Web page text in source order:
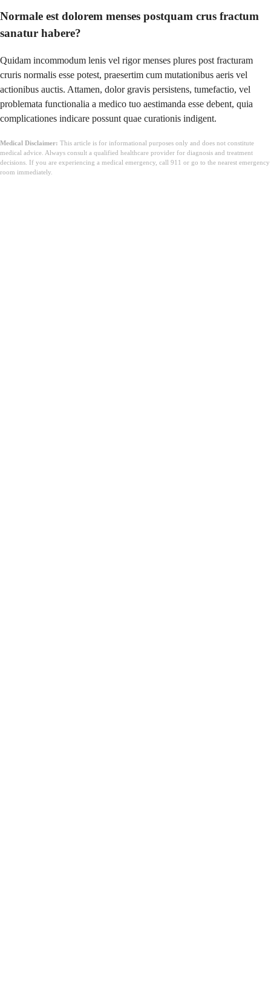
Normale est dolorem menses postquam crus fractum
sanatur habere?
Quidam incommodum lenis vel rigor menses plures post fracturam
cruris normalis esse potest, praesertim cum mutationibus aeris vel
actionibus auctis. Attamen, dolor gravis persistens, tumefactio, vel
problemata functionalia a medico tuo aestimanda esse debent, quia
complicationes indicare possunt quae curationis indigent.
Medical Disclaimer: This article is for informational purposes only and does not constitute
medical advice. Always consult a qualified healthcare provider for diagnosis and treatment
decisions. If you are experiencing a medical emergency, call 911 or go to the nearest emergency
room immediately.